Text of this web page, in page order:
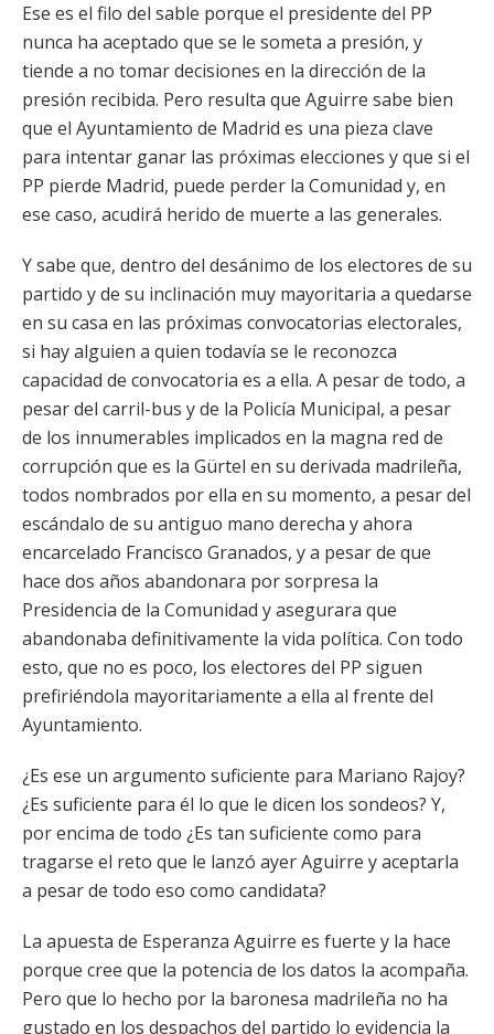
Ese es el filo del sable porque el presidente del PP
nunca ha aceptado que se le someta a presión, y
tiende a no tomar decisiones en la dirección de la
presión recibida. Pero resulta que Aguirre sabe bien
que el Ayuntamiento de Madrid es una pieza clave
para intentar ganar las próximas elecciones y que si el
PP pierde Madrid, puede perder la Comunidad y, en
ese caso, acudirá herido de muerte a las generales.
Y sabe que, dentro del desánimo de los electores de su
partido y de su inclinación muy mayoritaria a quedarse
en su casa en las próximas convocatorias electorales,
si hay alguien a quien todavía se le reconozca
capacidad de convocatoria es a ella. A pesar de todo, a
pesar del carril-bus y de la Policía Municipal, a pesar
de los innumerables implicados en la magna red de
corrupción que es la Gürtel en su derivada madrileña,
todos nombrados por ella en su momento, a pesar del
escándalo de su antiguo mano derecha y ahora
encarcelado Francisco Granados, y a pesar de que
hace dos años abandonara por sorpresa la
Presidencia de la Comunidad y asegurara que
abandonaba definitivamente la vida política. Con todo
esto, que no es poco, los electores del PP siguen
prefiriéndola mayoritariamente a ella al frente del
Ayuntamiento.
¿Es ese un argumento suficiente para Mariano Rajoy?
¿Es suficiente para él lo que le dicen los sondeos? Y,
por encima de todo ¿Es tan suficiente como para
tragarse el reto que le lanzó ayer Aguirre y aceptarla
a pesar de todo eso como candidata?
La apuesta de Esperanza Aguirre es fuerte y la hace
porque cree que la potencia de los datos la acompaña.
Pero que lo hecho por la baronesa madrileña no ha
gustado en los despachos del partido lo evidencia la